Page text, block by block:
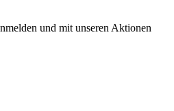
und mit unseren Aktionen